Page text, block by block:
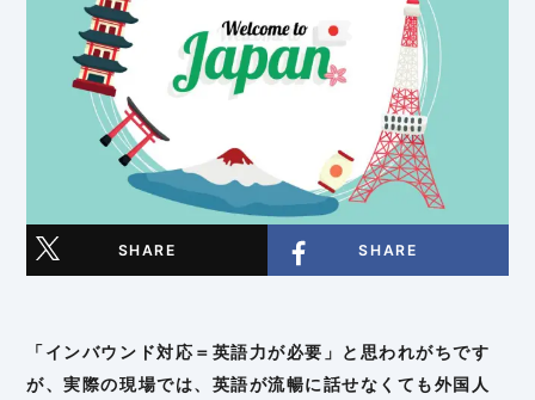
SHARE SHARE
「インバウンド対応＝英語力が必要」と思われがちです
が、実際の現場では、英語が流暢に話せなくても外国人